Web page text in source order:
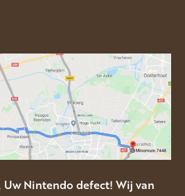
Nintendo defect! Wij van